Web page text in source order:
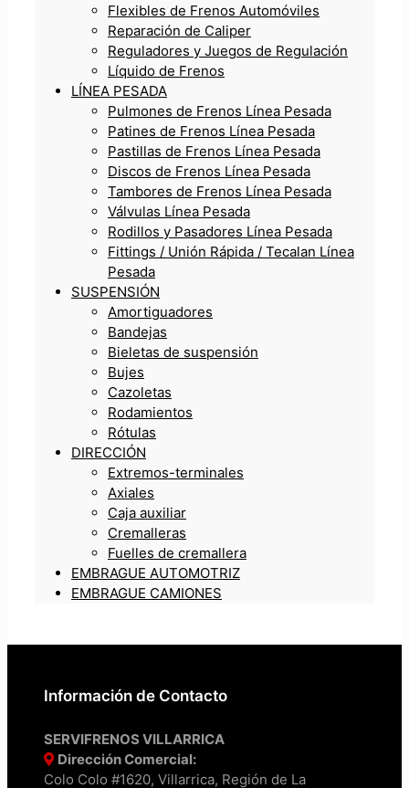
Flexibles de Frenos Automóviles
Reparación de Caliper
Reguladores y Juegos de Regulación
Líquido de Frenos
LÍNEA PESADA
Pulmones de Frenos Línea Pesada
Patines de Frenos Línea Pesada
Pastillas de Frenos Línea Pesada
Discos de Frenos Línea Pesada
Tambores de Frenos Línea Pesada
Válvulas Línea Pesada
Rodillos y Pasadores Línea Pesada
Fittings / Unión Rápida / Tecalan Línea
Pesada
SUSPENSIÓN
Amortiguadores
Bandejas
Bieletas de suspensión
Bujes
Cazoletas
Rodamientos
Rótulas
DIRECCIÓN
Extremos-terminales
Axiales
Caja auxiliar
Cremalleras
Fuelles de cremallera
EMBRAGUE AUTOMOTRIZ
EMBRAGUE CAMIONES
Información de Contacto
SERVIFRENOS VILLARRICA
Dirección Comercial:
Colo Colo #1620, Villarrica, Región de La